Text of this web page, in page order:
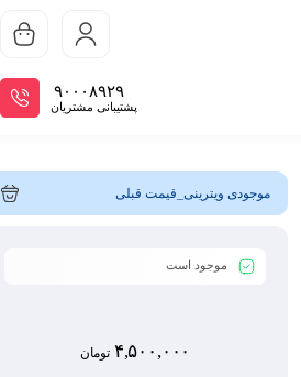
۹۰۰۰۸۹۲۹
پشتیبانی مشتریان
موجودی ویترینی_قیمت قبلی
موجود است
۴,۵۰۰,۰۰۰ تومان